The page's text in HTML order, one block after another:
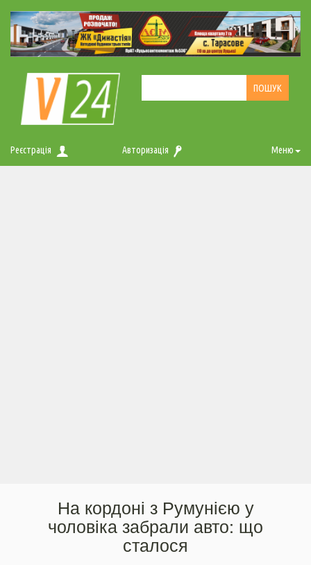
Реєстрація Авторизація Меню
На кордоні з Румунією у
чоловіка забрали авто: що
сталося